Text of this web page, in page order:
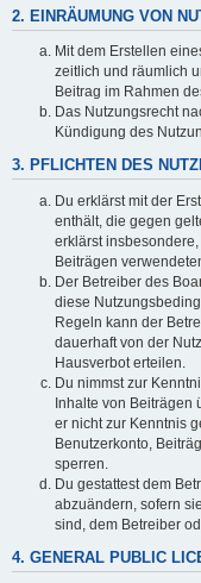
2. EINRÄUMUNG VON
Mit dem Erstellen
zeitlich und räumlich
Beitrag im Rahmen
Das Nutzungsrecht
Kündigung des
3. PFLICHTEN DES
Du erklärst mit der
enthält, die gegen
erklärst
Beiträgen
Der Betreiber des
diese
Regeln kann der
dauerhaft von der
Hausverbot erteilen.
Du nimmst zur
Inhalte von Beiträgen
er nicht zur Kenntnis
Benutzerkonto,
sperren.
Du gestattest dem
abzuändern, sofern
sind, dem Betreiber
4. GENERAL PUBLIC